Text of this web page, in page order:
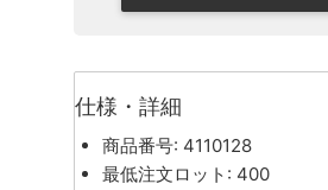
仕様・詳細
商品番号: 4110128
最低注文ロット: 400